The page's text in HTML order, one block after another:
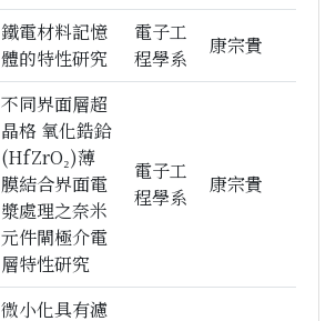
鐵電材料記憶
體的特性研究
電子工
程學系
康宗貴
不同界面層超
晶格 氧化鋯鉿
(HfZrO₂)薄
膜結合界面電
漿處理之奈米
元件閘極介電
層特性研究
電子工
程學系
康宗貴
微小化具有濾